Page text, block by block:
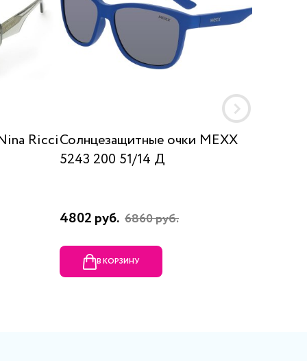
RicciСолнцезащитные очки MEXX
5243 200 51/14 Д
4802 руб. 6860 руб.
В КОРЗИНУ